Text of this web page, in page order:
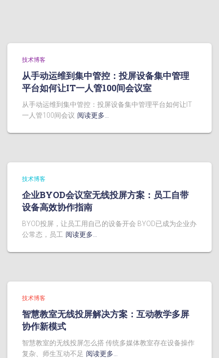
技术博客
从手动运维到集中管控：投屏设备集中管理
平台如何让IT一人管100间会议室
从手动运维到集中管控：投屏设备集中管理平台如何让IT
一人管100间会议 阅读更多…
技术博客
企业BYOD会议室无线投屏方案：员工自带
设备高效协作指南
BYOD投屏，让员工用自己的设备开会 BYOD已成为企业办
公常态，员工 阅读更多…
技术博客
智慧教室无线投屏解决方案：互动教学多屏
协作新模式
智慧教室的无线投屏怎么搭 传统多媒体教室存在设备操作
复杂、师生互动不足 阅读更多…